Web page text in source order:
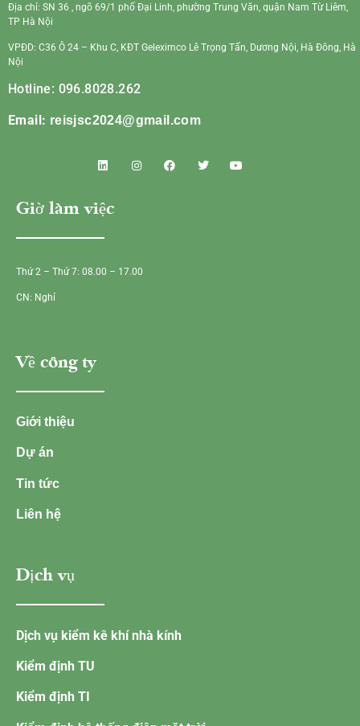
Địa chỉ: SN 36 , ngõ 69/1 phố Đại Linh, phường Trung Văn, quận Nam Từ Liêm,
TP Hà Nội
VPĐD: C36 Ô 24 – Khu C, KĐT Geleximco Lê Trọng Tấn, Dương Nội, Hà Đông, Hà
Nội
Hotline: 096.8028.262
Email: reisjsc2024@gmail.com
Giờ làm việc
Thứ 2 – Thứ 7: 08.00 – 17.00
CN: Nghỉ
Về công ty
Giới thiệu
Dự án
Tin tức
Liên hệ
Dịch vụ
Dịch vụ kiểm kê khí nhà kính
Kiểm định TU
Kiểm định TI